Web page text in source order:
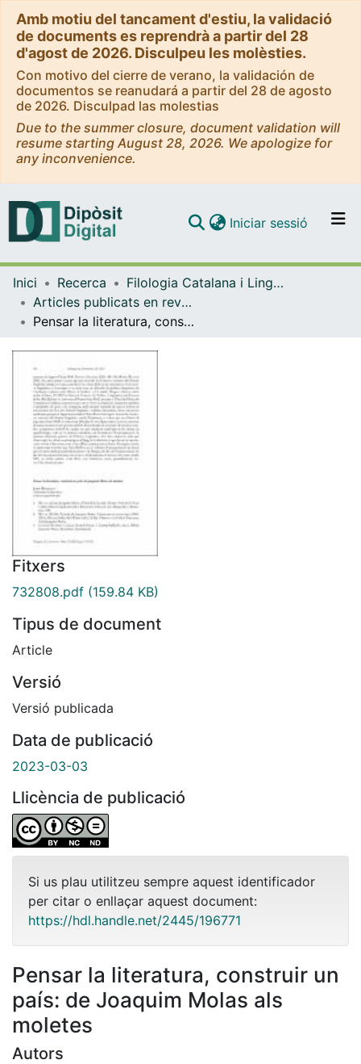
Amb motiu del tancament d'estiu, la validació
de documents es reprendrà a partir del 28
d'agost de 2026. Disculpeu les molèsties.
Con motivo del cierre de verano, la validación de
documentos se reanudará a partir del 28 de agosto
de 2026. Disculpad las molestias
Due to the summer closure, document validation will
resume starting August 28, 2026. We apologize for
any inconvenience.
Navega per tot el DD
Iniciar sessió (current)
Inici Recerca
Filologia Catalana i Lingüística General
Articles publicats en revistes (Filologia Catalana i Lingüística General)
Pensar la literatura, construir un país: de Joaquim Molas als moletes
Fitxers
732808.pdf (159.84 KB)
Tipus de document
Article
Versió
Versió publicada
Data de publicació
2023-03-03
Llicència de publicació
Si us plau utilitzeu sempre aquest identificador
per citar o enllaçar aquest document:
https://hdl.handle.net/2445/196771
Pensar la literatura, construir un
país: de Joaquim Molas als
moletes
Autors